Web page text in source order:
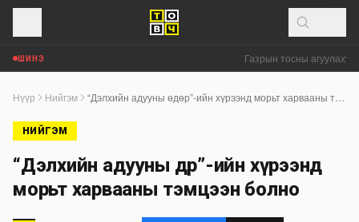
ШИНЭ Газрын тосны
Нүүр Нийгэм
НИЙГЭМ
“Дэлхийн адууны өдөр”-ийн хүрээнд
морьт харвааны тэмцээн болно